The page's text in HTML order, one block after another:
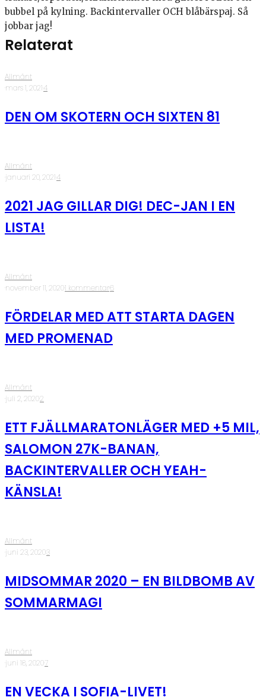
bubbel på kylning. Backintervaller OCH blåbärspaj. Så
jobbar jag!
Relaterat
Allmänt
·mars 1, 2021·4
DEN OM SKOTERN OCH SIXTEN 81
Allmänt
·januari 20, 2021·4
2021 JAG GILLAR DIG! DEC-JAN I EN
LISTA!
Allmänt
·november 11, 2020·1 kommentar·6
FÖRDELAR MED ATT STARTA DAGEN
MED PROMENAD
Allmänt
·juli 2, 2020·2
ETT FJÄLLMARATONLÄGER MED +5 MIL,
SALOMON 27K-BANAN,
BACKINTERVALLER OCH YEAH-
KÄNSLA!
Allmänt
·juni 23, 2020·3
MIDSOMMAR 2020 – EN BILDBOMB AV
SOMMARMAGI
Allmänt
·juni 18, 2020·7
EN VECKA I SOFIA-LIVET!